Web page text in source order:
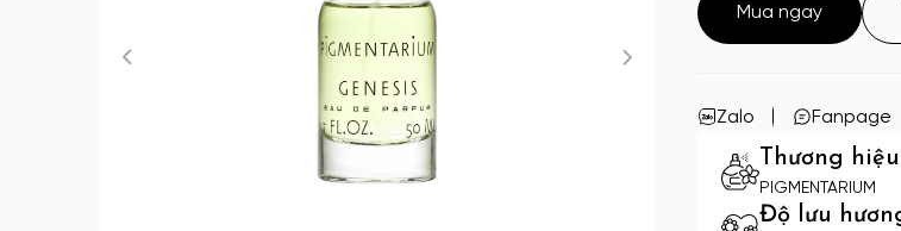
Mua ngay
Zalo Fanpage
Thương hiệu
PIGMENTARIUM
Độ lưu